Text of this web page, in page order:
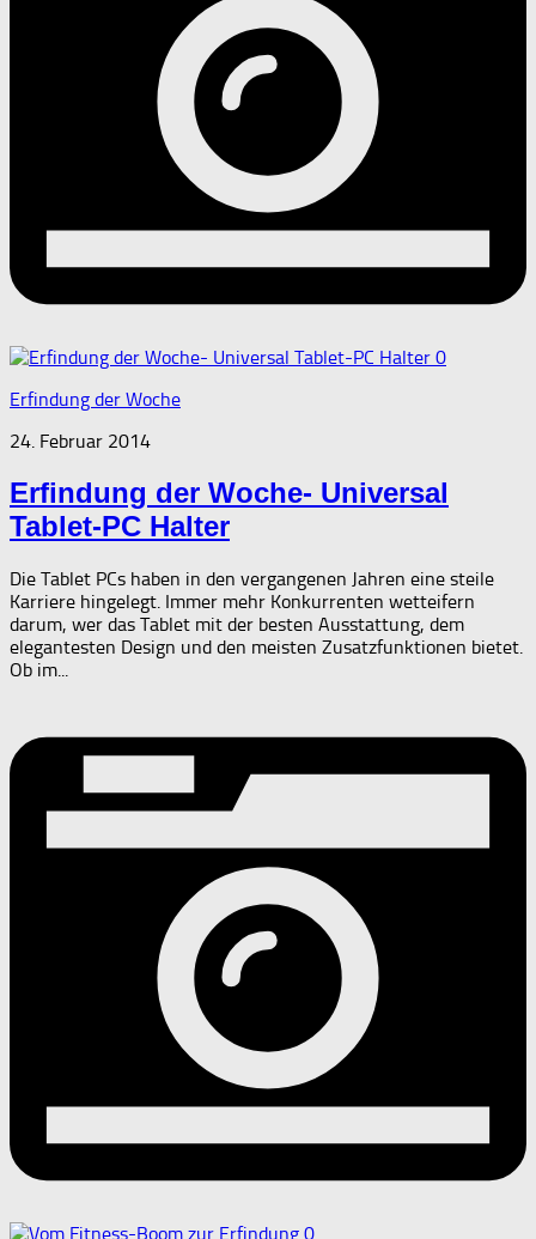
0
Erfindung der Woche
24. Februar 2014
Erfindung der Woche- Universal
Tablet-PC Halter
Die Tablet PCs haben in den vergangenen Jahren eine steile
Karriere hingelegt. Immer mehr Konkurrenten wetteifern
darum, wer das Tablet mit der besten Ausstattung, dem
elegantesten Design und den meisten Zusatzfunktionen bietet.
Ob im...
0